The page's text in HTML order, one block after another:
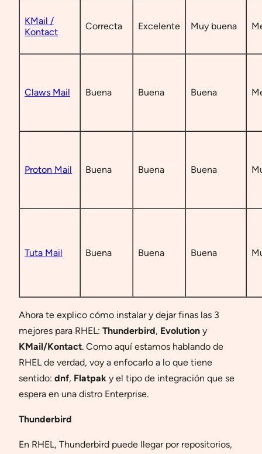
KMail /
Kontact
Correcta Excelente Muy buena
Claws Mail Buena Buena Buena
Proton Mail Buena Buena Buena
Tuta Mail Buena Buena Buena
Ahora te explico cómo instalar y dejar finas las 3
mejores para RHEL: Thunderbird, Evolution y
KMail/Kontact. Como aquí estamos hablando de
RHEL de verdad, voy a enfocarlo a lo que tiene
sentido: dnf, Flatpak y el tipo de integración que se
espera en una distro Enterprise.
Thunderbird
En RHEL, Thunderbird puede llegar por repositorios,